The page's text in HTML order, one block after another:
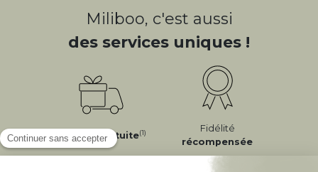
Miliboo, c'est aussi
des services uniques !
LivraisonGratuite(1)
Fidélité
récompensée